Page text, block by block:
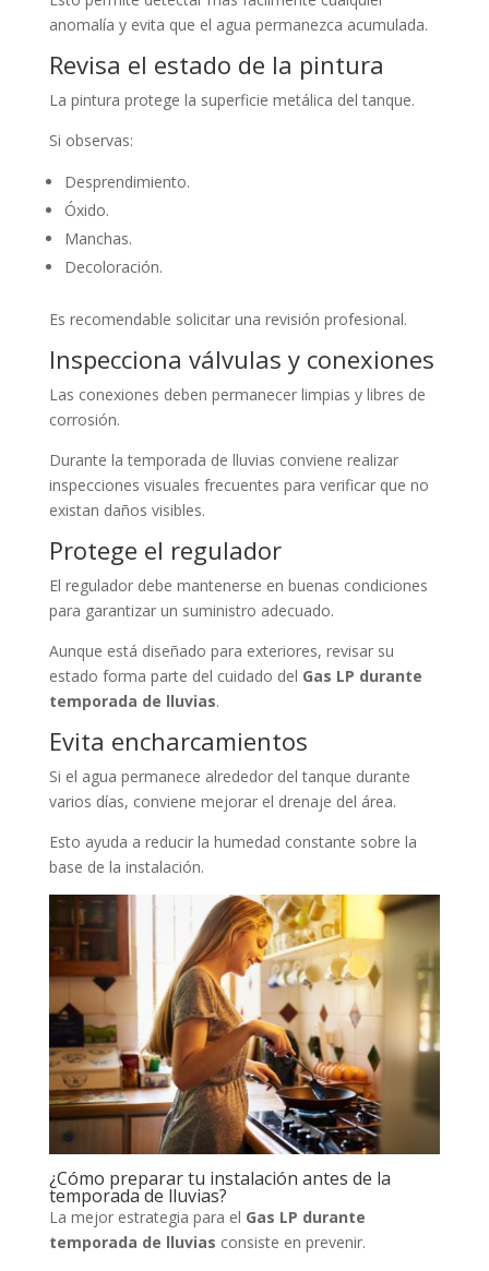
anomalía y evita que el agua permanezca acumulada.
Revisa el estado de la pintura
La pintura protege la superficie metálica del tanque.
Si observas:
Desprendimiento.
Óxido.
Manchas.
Decoloración.
Es recomendable solicitar una revisión profesional.
Inspecciona válvulas y conexiones
Las conexiones deben permanecer limpias y libres de
corrosión.
Durante la temporada de lluvias conviene realizar
inspecciones visuales frecuentes para verificar que no
existan daños visibles.
Protege el regulador
El regulador debe mantenerse en buenas condiciones
para garantizar un suministro adecuado.
Aunque está diseñado para exteriores, revisar su
estado forma parte del cuidado del Gas LP durante
temporada de lluvias.
Evita encharcamientos
Si el agua permanece alrededor del tanque durante
varios días, conviene mejorar el drenaje del área.
Esto ayuda a reducir la humedad constante sobre la
base de la instalación.
¿Cómo preparar tu instalación antes de la
temporada de lluvias?
La mejor estrategia para el Gas LP durante
temporada de lluvias consiste en prevenir.